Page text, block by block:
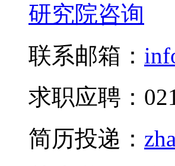
研究院咨询
联系邮箱：
求职应聘：
简历投递：